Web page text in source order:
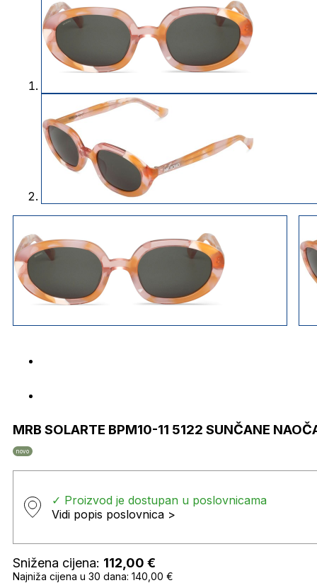
MRB SOLARTE BPM10-11 5122 SUNČANE
novo
✓ Proizvod je dostupan u poslovnicama
Vidi popis poslovnica >
Snižena cijena: 112,00 €
Najniža cijena u 30 dana: 140,00 €